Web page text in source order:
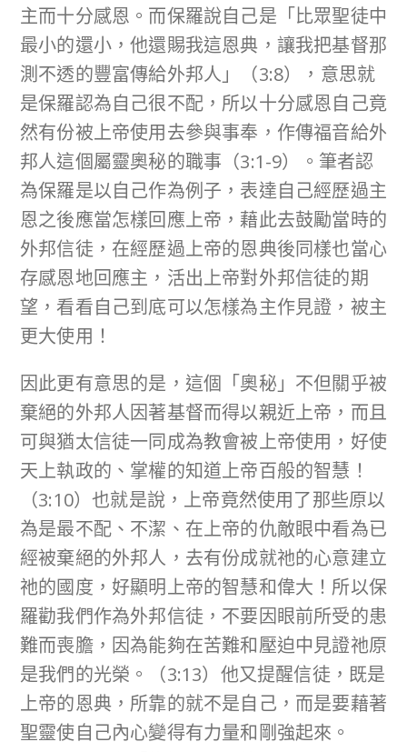
主而十分感恩。而保羅說自己是「比眾聖徒中
最小的還小，他還賜我這恩典，讓我把基督那
測不透的豐富傳給外邦人」（3:8），意思就
是保羅認為自己很不配，所以十分感恩自己竟
然有份被上帝使用去參與事奉，作傳福音給外
邦人這個屬靈奧秘的職事（3:1-9）。筆者認
為保羅是以自己作為例子，表達自己經歷過主
恩之後應當怎樣回應上帝，藉此去鼓勵當時的
外邦信徒，在經歷過上帝的恩典後同樣也當心
存感恩地回應主，活出上帝對外邦信徒的期
望，看看自己到底可以怎樣為主作見證，被主
更大使用！
因此更有意思的是，這個「奧秘」不但關乎被
棄絕的外邦人因著基督而得以親近上帝，而且
可與猶太信徒一同成為教會被上帝使用，好使
天上執政的、掌權的知道上帝百般的智慧！
（3:10）也就是說，上帝竟然使用了那些原以
為是最不配、不潔、在上帝的仇敵眼中看為已
經被棄絕的外邦人，去有份成就祂的心意建立
祂的國度，好顯明上帝的智慧和偉大！所以保
羅勸我們作為外邦信徒，不要因眼前所受的患
難而喪膽，因為能夠在苦難和壓迫中見證祂原
是我們的光榮。（3:13）他又提醒信徒，既是
上帝的恩典，所靠的就不是自己，而是要藉著
聖靈使自己內心變得有力量和剛強起來。